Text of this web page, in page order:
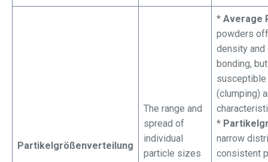
Partikelgrößenverteilung
The range and
spread of
individual
particle sizes
* Average
powders
density and
bonding,
susceptible
(clumping)
*
narrow
consistent